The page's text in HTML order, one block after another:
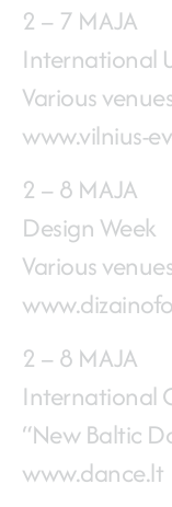
2 – 7 MAJA
International
Various
www.vilnius-
2 – 8 MAJA
Design Week
Various
2 – 8 MAJA
International
“New Baltic
www.dance.lt